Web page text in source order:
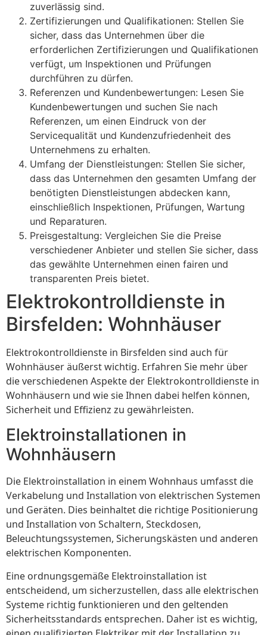
zuverlässig sind.
Zertifizierungen und Qualifikationen: Stellen Sie
sicher, dass das Unternehmen über die
erforderlichen Zertifizierungen und Qualifikationen
verfügt, um Inspektionen und Prüfungen
durchführen zu dürfen.
Referenzen und Kundenbewertungen: Lesen Sie
Kundenbewertungen und suchen Sie nach
Referenzen, um einen Eindruck von der
Servicequalität und Kundenzufriedenheit des
Unternehmens zu erhalten.
Umfang der Dienstleistungen: Stellen Sie sicher,
dass das Unternehmen den gesamten Umfang der
benötigten Dienstleistungen abdecken kann,
einschließlich Inspektionen, Prüfungen, Wartung
und Reparaturen.
Preisgestaltung: Vergleichen Sie die Preise
verschiedener Anbieter und stellen Sie sicher, dass
das gewählte Unternehmen einen fairen und
transparenten Preis bietet.
Elektrokontrolldienste in
Birsfelden: Wohnhäuser
Elektrokontrolldienste in Birsfelden sind auch für
Wohnhäuser äußerst wichtig. Erfahren Sie mehr über
die verschiedenen Aspekte der Elektrokontrolldienste in
Wohnhäusern und wie sie Ihnen dabei helfen können,
Sicherheit und Effizienz zu gewährleisten.
Elektroinstallationen in
Wohnhäusern
Die Elektroinstallation in einem Wohnhaus umfasst die
Verkabelung und Installation von elektrischen Systemen
und Geräten. Dies beinhaltet die richtige Positionierung
und Installation von Schaltern, Steckdosen,
Beleuchtungssystemen, Sicherungskästen und anderen
elektrischen Komponenten.
Eine ordnungsgemäße Elektroinstallation ist
entscheidend, um sicherzustellen, dass alle elektrischen
Systeme richtig funktionieren und den geltenden
Sicherheitsstandards entsprechen. Daher ist es wichtig,